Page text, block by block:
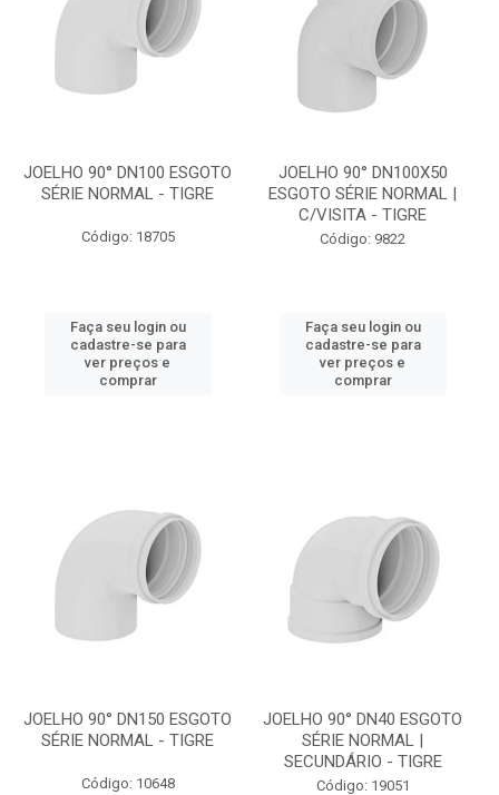
JOELHO 90° DN100 ESGOTO
SÉRIE NORMAL - TIGRE
Código: 18705
Faça seu login ou
cadastre-se para
ver preços e
comprar
JOELHO 90° DN100X50
ESGOTO SÉRIE NORMAL |
C/VISITA - TIGRE
Código: 9822
Faça seu login ou
cadastre-se para
ver preços e
comprar
JOELHO 90° DN150 ESGOTO
SÉRIE NORMAL - TIGRE
Código: 10648
JOELHO 90° DN40 ESGOTO
SÉRIE NORMAL |
SECUNDÁRIO - TIGRE
Código: 19051